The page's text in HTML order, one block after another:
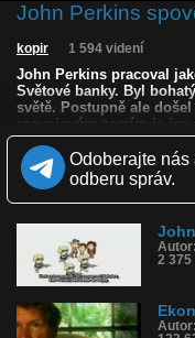
John Perkins
kopir 1 594 videní
John Perkins pracoval
Světové banky. Byl
světě. Postupně ale
rozvojovým zemím je
země o jejich zdroje,
světový bestseller, knihu
Kvalita:
Páči sa: 100% (1 hlasov)
Obľúbené: 1
Komentárov: 0
Dľžka: 2:17
Kategória: ľudia
Tagy: john perkins,
Odoberajte nás
odberu správ.
2 375